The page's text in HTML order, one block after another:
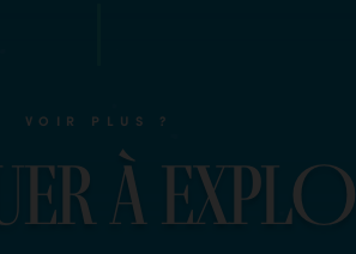
VOIR PLUS ?
eràexplO